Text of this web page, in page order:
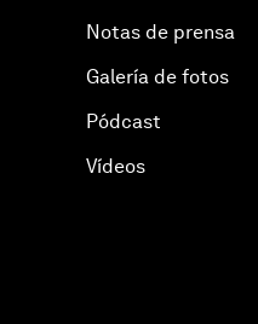
Notas de prensa
Galería de fotos
Pódcast
Vídeos